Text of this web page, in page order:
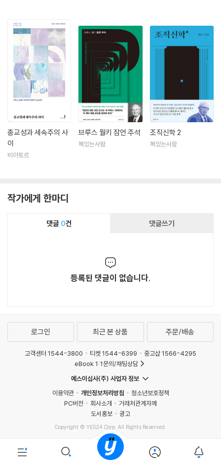
종교성과 세속주의 사
이
비아토르
브루스 월키 잠언 주석
복있는사람
조직신학 2
복있는사람
작가에게 한마디
댓글 0건 댓글쓰기
등록된 댓글이 없습니다.
로그인 최근 본 상품 주문/배송
고객센터 1544-3800 티켓 1544-6399
중고샵 1566-4295
eBook 1:1문의/채팅상담
예스이십사(주) 사업자 정보
이용약관
개인정보처리방침
청소년보호정책
PC버전
회사소개
거래처관계자께
도서홍보
광고
Copyright © YES24 Corp. All Rights Reserved.